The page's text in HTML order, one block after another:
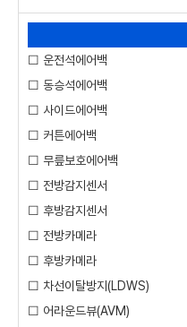
☐ 운전석에어백
☐ 동승석에어백
☐ 사이드에어백
☐ 커튼에어백
☐ 무릎보호에어백
☐ 전방감지센서
☐ 후방감지센서
☐ 전방카메라
☐ 후방카메라
☐ 차선이탈방지(LDWS)
☐ 어라운드뷰(AVM)